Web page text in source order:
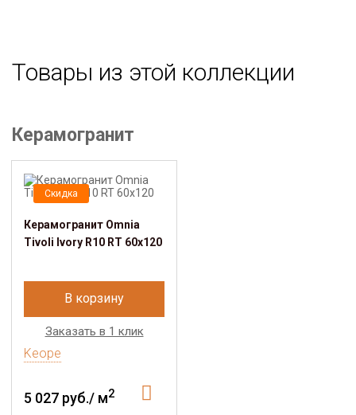
Товары из этой коллекции
Керамогранит
Скидка
Керамогранит Omnia
Tivoli Ivory R10 RT 60x120
В корзину
Заказать в 1 клик
Keope
5 027 руб./ м2